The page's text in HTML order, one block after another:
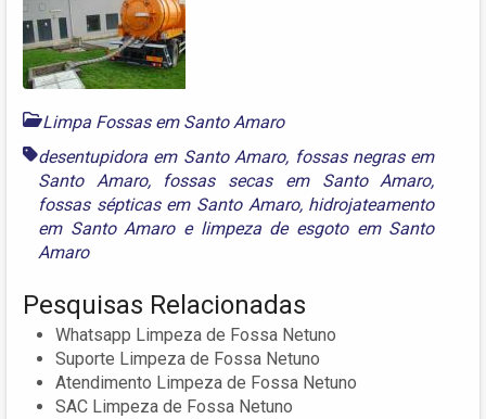
Limpa Fossas em Santo Amaro
desentupidora em Santo Amaro, fossas negras em
Santo Amaro, fossas secas em Santo Amaro,
fossas sépticas em Santo Amaro, hidrojateamento
em Santo Amaroe limpeza de esgoto em Santo
Amaro
Pesquisas Relacionadas
Whatsapp Limpeza de Fossa Netuno
Suporte Limpeza de Fossa Netuno
Atendimento Limpeza de Fossa Netuno
SAC Limpeza de Fossa Netuno